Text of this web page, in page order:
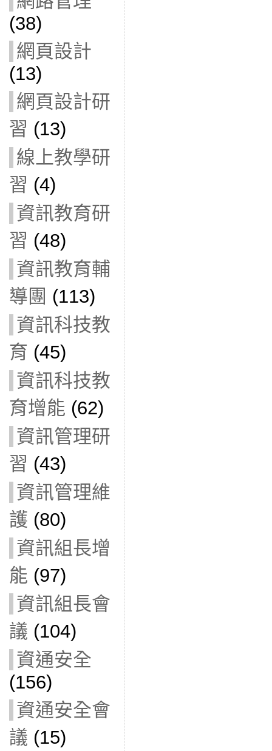
(38)
網頁設計
(13)
網頁設計研
習 (13)
線上教學研
習 (4)
資訊教育研
習 (48)
資訊教育輔
導團 (113)
資訊科技教
育 (45)
資訊科技教
育增能 (62)
資訊管理研
習 (43)
資訊管理維
護 (80)
資訊組長增
能 (97)
資訊組長會
議 (104)
資通安全
(156)
資通安全會
議 (15)